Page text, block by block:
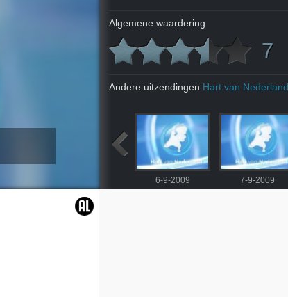
Algemene waardering
7
Andere uitzendingen Hart van Nederland
6-9-2009 7-9-2009